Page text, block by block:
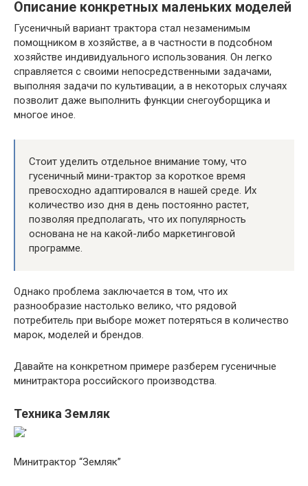
Описание конкретных маленьких моделей
Гусеничный вариант трактора стал незаменимым
помощником в хозяйстве, а в частности в подсобном
хозяйстве индивидуального использования. Он легко
справляется с своими непосредственными задачами,
выполняя задачи по культивации, а в некоторых случаях
позволит даже выполнить функции снегоуборщика и
многое иное.
Стоит уделить отдельное внимание тому, что
гусеничный мини-трактор за короткое время
превосходно адаптировался в нашей среде. Их
количество изо дня в день постоянно растет,
позволяя предполагать, что их популярность
основана не на какой-либо маркетинговой
программе.
Однако проблема заключается в том, что их
разнообразие настолько велико, что рядовой
потребитель при выборе может потеряться в количество
марок, моделей и брендов.
Давайте на конкретном примере разберем гусеничные
минитрактора российского производства.
Техника Земляк
Минитрактор “Земляк”